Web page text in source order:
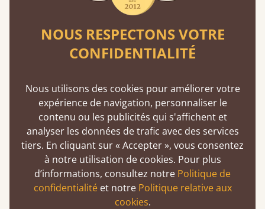
Les boiseries, les cimaises ou les moulures
design d'une chambre rose. Peindre les éléments
architecturaux dans le même ton de rose crée un
L'avis de Melanie : « L'association de la texture et
de la couleur semble toujours plus luxueuse que la
couleur seule — les détails architecturaux
empêchent le rose de paraître plat. »
Idées de mur d'accent pour chambre rose
NOUS RESPECTONS VOTRE
CONFIDENTIALITÉ
Nous utilisons des cookies pour améliorer votre
expérience de navigation, personnaliser le
contenu ou les publicités qui s'affichent et
analyser les données de trafic avec des services
tiers. En cliquant sur « Accepter », vous consentez
à notre utilisation de cookies. Pour plus
d’informations, consultez notre Politique de
confidentialitéet notre Politique relative aux
cookies.